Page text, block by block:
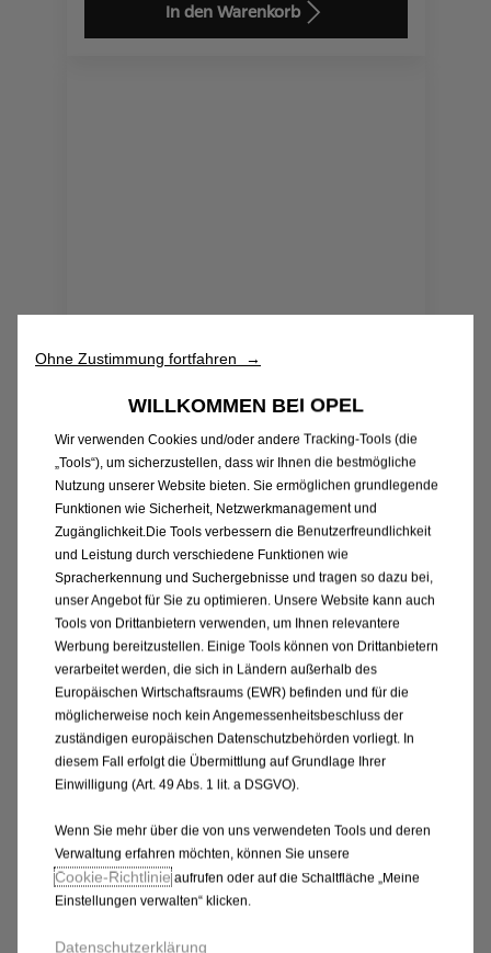
649,08
to:
In den Warenkorb
Code 1676030480
RÜCKENLEHNENSCHUTZVORRI
CHTUNG
Lieferungdatum:14/08
17,03€
Price
is
17,03
€
-
Quantity
updated
to:
1
In den Warenkorb
Code 1643741980
Ohne Zustimmung fortfahren →
WILLKOMMEN BEI OPEL
Wir verwenden Cookies und/oder andere Tracking-Tools (die
„Tools“), um sicherzustellen, dass wir Ihnen die bestmögliche
Nutzung unserer Website bieten. Sie ermöglichen grundlegende
Funktionen wie Sicherheit, Netzwerkmanagement und
Zugänglichkeit.Die Tools verbessern die Benutzerfreundlichkeit
und Leistung durch verschiedene Funktionen wie
Spracherkennung und Suchergebnisse und tragen so dazu bei,
unser Angebot für Sie zu optimieren. Unsere Website kann auch
Tools von Drittanbietern verwenden, um Ihnen relevantere
Werbung bereitzustellen. Einige Tools können von Drittanbietern
verarbeitet werden, die sich in Ländern außerhalb des
Europäischen Wirtschaftsraums (EWR) befinden und für die
möglicherweise noch kein Angemessenheitsbeschluss der
zuständigen europäischen Datenschutzbehörden vorliegt. In
diesem Fall erfolgt die Übermittlung auf Grundlage Ihrer
Einwilligung (Art. 49 Abs. 1 lit. a DSGVO).
Wenn Sie mehr über die von uns verwendeten Tools und deren
Verwaltung erfahren möchten, können Sie unsere
Cookie‑Richtlinieaufrufen oder auf die Schaltfläche „Meine
Einstellungen verwalten“ klicken.
Datenschutzerklärung